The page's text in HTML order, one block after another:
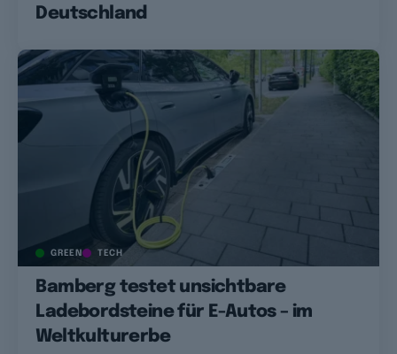
Deutschland
GREEN TECH
Bamberg testet unsichtbare
Ladebordsteine für E-Autos – im
Weltkulturerbe